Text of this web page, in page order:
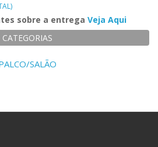
sobre a entrega Veja Aqui
CATEGORIAS
SALÃO